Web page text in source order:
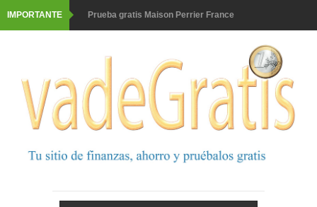
IMPORTANTE Prueba gratis Maison Perrier France
Corona te regala un velero inolvidable en velero y más
premios
Comprar Asevi tiene premio, nevera y un año de
productos